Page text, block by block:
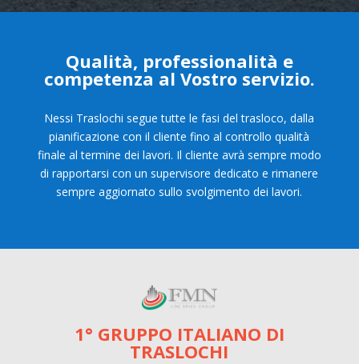
Qualità, professionalità e
competenza al Vostro servizio.
Nessi Traslochi segue tutte le fasi del trasloco, dalla
pianificazione con il cliente fino al controllo qualità
finale al termine dei lavori. Il cliente avrà sempre modo
di rapportarsi con un supervisore dedicato e rimanere
sempre aggiornato sullo svolgimento dei lavori.
1° GRUPPO ITALIANO DI
TRASLOCHI